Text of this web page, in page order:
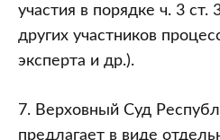
участия в порядке ч. 3 ст.
других участников
эксперта и др.).
7. Верховный Суд
предлагает в виде